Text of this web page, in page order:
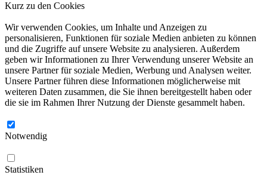
Kurz zu den Cookies
Wir verwenden Cookies, um Inhalte und Anzeigen zu
personalisieren, Funktionen für soziale Medien anbieten zu können
und die Zugriffe auf unsere Website zu analysieren. Außerdem
geben wir Informationen zu Ihrer Verwendung unserer Website an
unsere Partner für soziale Medien, Werbung und Analysen weiter.
Unsere Partner führen diese Informationen möglicherweise mit
weiteren Daten zusammen, die Sie ihnen bereitgestellt haben oder
die sie im Rahmen Ihrer Nutzung der Dienste gesammelt haben.
Notwendig
Statistiken